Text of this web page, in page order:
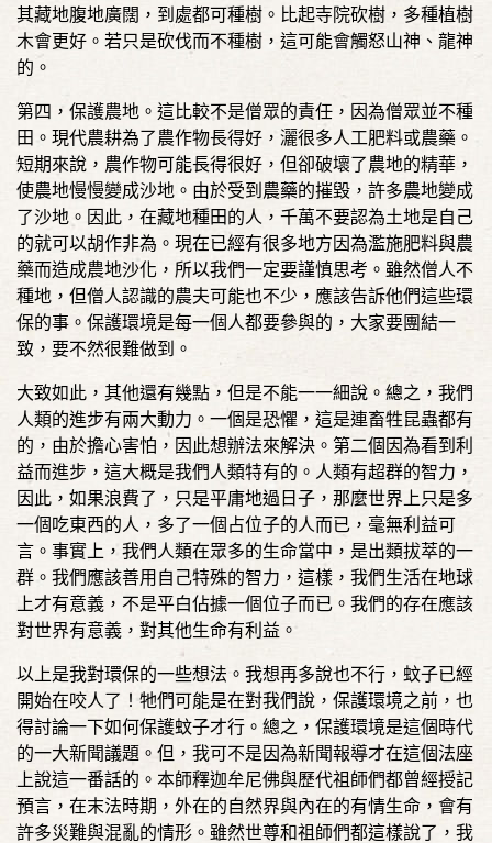
其藏地腹地廣闊，到處都可種樹。比起寺院砍樹，多種植樹
木會更好。若只是砍伐而不種樹，這可能會觸怒山神、龍神
的。
第四，保護農地。這比較不是僧眾的責任，因為僧眾並不種
田。現代農耕為了農作物長得好，灑很多人工肥料或農藥。
短期來說，農作物可能長得很好，但卻破壞了農地的精華，
使農地慢慢變成沙地。由於受到農藥的摧毀，許多農地變成
了沙地。因此，在藏地種田的人，千萬不要認為土地是自己
的就可以胡作非為。現在已經有很多地方因為濫施肥料與農
藥而造成農地沙化，所以我們一定要謹慎思考。雖然僧人不
種地，但僧人認識的農夫可能也不少，應該告訴他們這些環
保的事。保護環境是每一個人都要參與的，大家要團結一
致，要不然很難做到。
大致如此，其他還有幾點，但是不能一一細說。總之，我們
人類的進步有兩大動力。一個是恐懼，這是連畜牲昆蟲都有
的，由於擔心害怕，因此想辦法來解決。第二個因為看到利
益而進步，這大概是我們人類特有的。人類有超群的智力，
因此，如果浪費了，只是平庸地過日子，那麼世界上只是多
一個吃東西的人，多了一個占位子的人而已，毫無利益可
言。事實上，我們人類在眾多的生命當中，是出類拔萃的一
群。我們應該善用自己特殊的智力，這樣，我們生活在地球
上才有意義，不是平白佔據一個位子而已。我們的存在應該
對世界有意義，對其他生命有利益。
以上是我對環保的一些想法。我想再多說也不行，蚊子已經
開始在咬人了！牠們可能是在對我們說，保護環境之前，也
得討論一下如何保護蚊子才行。總之，保護環境是這個時代
的一大新聞議題。但，我可不是因為新聞報導才在這個法座
上說這一番話的。本師釋迦牟尼佛與歷代祖師們都曾經授記
預言，在末法時期，外在的自然界與內在的有情生命，會有
許多災難與混亂的情形。雖然世尊和祖師們都這樣說了，我